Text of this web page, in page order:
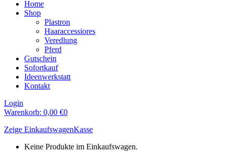
Home
Shop
Plastron
Haaraccessiores
Veredlung
Pferd
Gutschein
Sofortkauf
Ideenwerkstatt
Kontakt
Login
Warenkorb: 0,00 €0
Zeige EinkaufswagenKasse
Keine Produkte im Einkaufswagen.